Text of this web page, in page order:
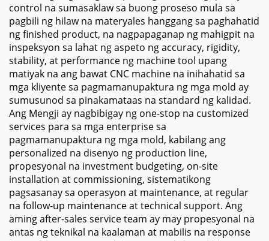
control na sumasaklaw sa buong proseso mula sa
pagbili ng hilaw na materyales hanggang sa paghahatid
ng finished product, na nagpapaganap ng mahigpit na
inspeksyon sa lahat ng aspeto ng accuracy, rigidity,
stability, at performance ng machine tool upang
matiyak na ang bawat CNC machine na inihahatid sa
mga kliyente sa pagmamanupaktura ng mga mold ay
sumusunod sa pinakamataas na standard ng kalidad.
Ang Mengji ay nagbibigay ng one-stop na customized
services para sa mga enterprise sa
pagmamanupaktura ng mga mold, kabilang ang
personalized na disenyo ng production line,
propesyonal na investment budgeting, on-site
installation at commissioning, sistematikong
pagsasanay sa operasyon at maintenance, at regular
na follow-up maintenance at technical support. Ang
aming after-sales service team ay may propesyonal na
antas ng teknikal na kaalaman at mabilis na response